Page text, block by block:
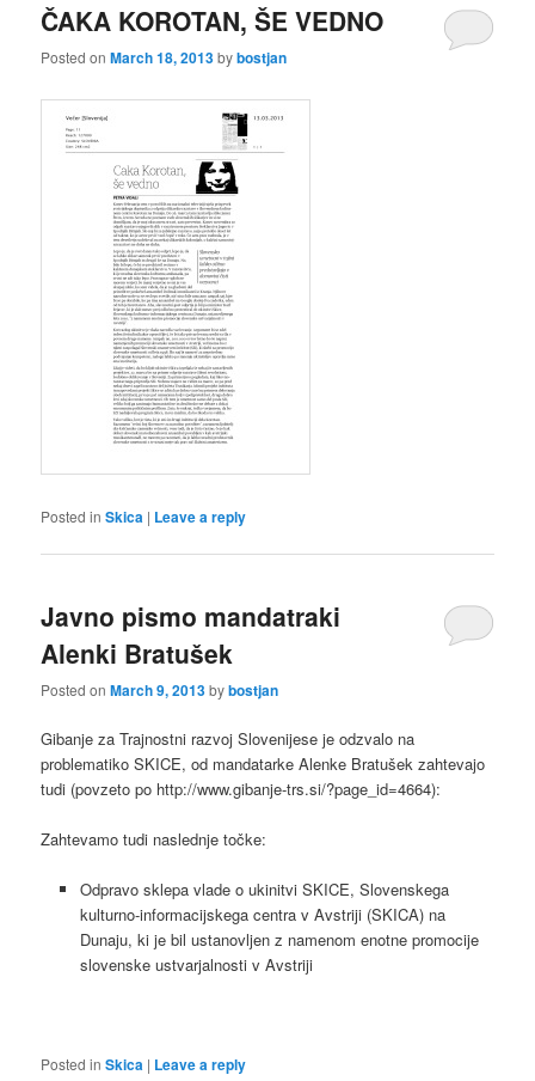
ČAKA KOROTAN, ŠE VEDNO
Posted onMarch 18, 2013bybostjan
Posted in Skica | Leave a reply
Javno pismo mandatraki
Alenki Bratušek
Posted onMarch 9, 2013bybostjan
Gibanje za Trajnostni razvoj Slovenijese je odzvalo na
problematiko SKICE, od mandatarke Alenke Bratušek zahtevajo
tudi (povzeto po http://www.gibanje-trs.si/?page_id=4664):
Zahtevamo tudi naslednje točke:
Odpravo sklepa vlade o ukinitvi SKICE, Slovenskega
kulturno-informacijskega centra v Avstriji (SKICA) na
Dunaju, ki je bil ustanovljen z namenom enotne promocije
slovenske ustvarjalnosti v Avstriji
Posted in Skica | Leave a reply